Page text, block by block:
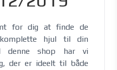
for dig at finde de
hjul til din
denne shop har vi
der er ideelt til både